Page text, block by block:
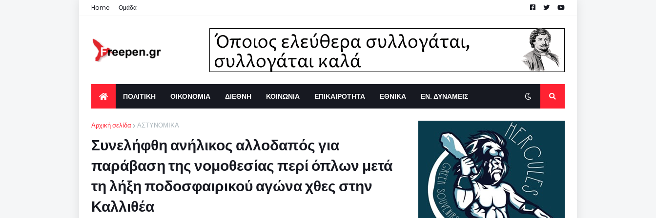
Home Ομάδα
ΠΟΛΙΤΙΚΗ ΟΙΚΟΝΟΜΙΑ ΔΙΕΘΝΗ ΚΟΙΝΩΝΙΑ ΕΠΙΚΑΙΡΟΤΗΤΑ ΕΘΝΙΚΑ ΕΝ. ΔΥΝΑΜΕΙΣ
Αρχική σελίδα ΑΣΤΥΝΟΜΙΚΑ
Συνελήφθη ανήλικος αλλοδαπός για
παράβαση της νομοθεσίας περί όπλων μετά
τη λήξη ποδοσφαιρικού αγώνα χθες στην
Καλλιθέα